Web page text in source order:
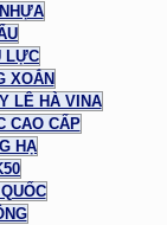
LỰC
XOẮN
LÊ HÀ VINA
CAO CẤP
HẠ